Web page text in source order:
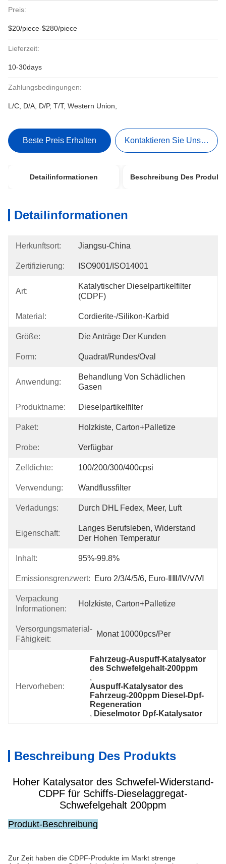
Preis:
$20/piece-$280/piece
Lieferzeit:
10-30days
Zahlungsbedingungen:
L/C, D/A, D/P, T/T, Western Union,
Beste Preis Erhalten Kontaktieren Sie Uns Jetzt
Detailinformationen Beschreibung Des
Detailinformationen
Herkunftsort: Jiangsu-China
Zertifizierung: ISO9001/ISO14001
Art:
Katalytischer Dieselpartikelfilter
(CDPF)
Material: Cordierite-/Silikon-Karbid
Größe: Die Anträge Der Kunden
Form: Quadrat/rundes/Oval
Anwendung:
Behandlung Von Schädlichen
Gasen
Produktname: Dieselpartikelfilter
Paket: Holzkiste, Carton+Palletize
Probe: Verfügbar
Zelldichte: 100/200/300/400cpsi
Verwendung: Wandflussfilter
Verladungs: Durch DHL Fedex, Meer, Luft
Eigenschaft:
Langes Berufsleben, Widerstand
Der Hohen Temperatur
Inhalt: 95%-99.8%
Emissionsgrenzwert: Euro 2/3/4/5/6, Euro-ⅡⅢ/Ⅳ/Ⅴ/Ⅵ
Verpackung
Informationen:
Holzkiste, Carton+Palletize
Versorgungsmaterial-
Fähigkeit:
Monat 10000pcs/per
Hervorheben:
Fahrzeug-Auspuff-Katalysator
des Schwefelgehalt-200ppm
,
Auspuff-Katalysator des
Fahrzeug-200ppm Diesel-Dpf-
Regeneration
, Dieselmotor Dpf-Katalysator
Beschreibung Des Produkts
Hoher Katalysator des Schwefel-Widerstand-
CDPF für Schiffs-Dieselaggregat-
Schwefelgehalt 200ppm
Produkt-Beschreibung
Zur Zeit haben die CDPF-Produkte im Markt strenge